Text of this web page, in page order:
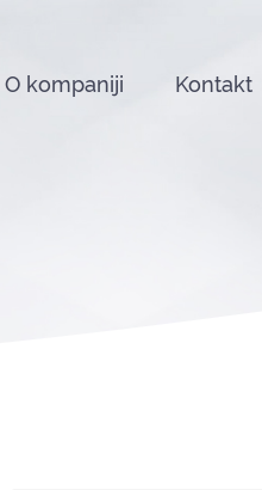
O kompaniji Kontakt